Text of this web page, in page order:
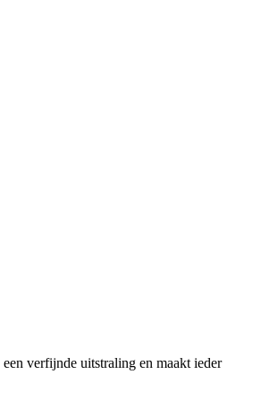
verfijnde uitstraling en maakt ieder